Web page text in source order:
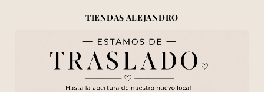
TIENDAS ALEJANDRO